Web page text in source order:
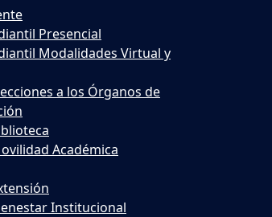
Presencial
Modalidades Virtual y
a los Órganos de
Académica
Institucional